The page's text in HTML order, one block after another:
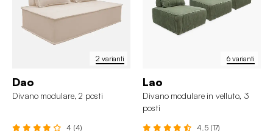
2 varianti
Dao
Divano modulare, 2 posti
4 (4)
6 varianti
Lao
Divano modulare in velluto, 3
posti
4.5 (17)